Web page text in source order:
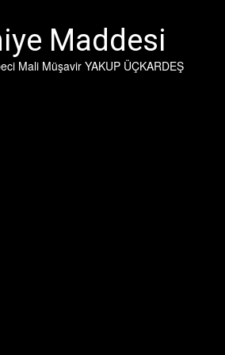
Maddesi
Mali Müşavir YAKUP ÜÇKARDEŞ